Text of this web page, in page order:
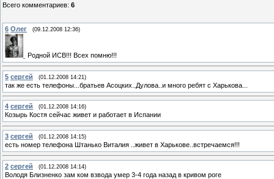
Всего комментариев: 6
6 Олег (09.12.2008 12:36)
Родной ИСВ!!! Всех помню!!!
5 сергей (01.12.2008 14:21)
так же есть телефоны...братьев Асоцких..Дулова..и много ребят с Харькова...
4 сергей (01.12.2008 14:16)
Козырь Костя сейчас живет и работает в Испании
3 сергей (01.12.2008 14:15)
есть номер телефона Штанько Виталия ..живет в Харькове..встречаемся!!!
2 сергей (01.12.2008 14:14)
Володя Близненко зам ком взвода умер 3-4 года назад в кривом роге